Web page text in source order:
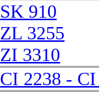
SK 910
ZL 3255
ZI 3310
CI 2238 -